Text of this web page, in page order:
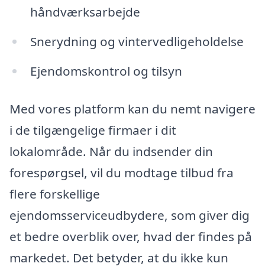
håndværksarbejde
Snerydning og vintervedligeholdelse
Ejendomskontrol og tilsyn
Med vores platform kan du nemt navigere
i de tilgængelige firmaer i dit
lokalområde. Når du indsender din
forespørgsel, vil du modtage tilbud fra
flere forskellige
ejendomsserviceudbydere, som giver dig
et bedre overblik over, hvad der findes på
markedet. Det betyder, at du ikke kun